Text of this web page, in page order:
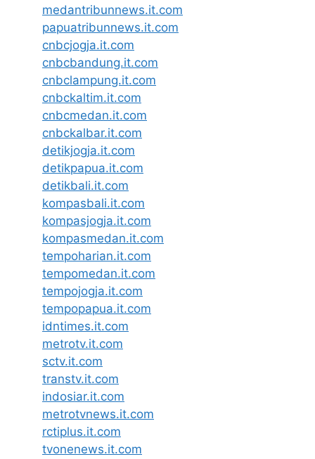
medantribunnews.it.com
papuatribunnews.it.com
cnbcjogja.it.com
cnbcbandung.it.com
cnbclampung.it.com
cnbckaltim.it.com
cnbcmedan.it.com
cnbckalbar.it.com
detikjogja.it.com
detikpapua.it.com
detikbali.it.com
kompasbali.it.com
kompasjogja.it.com
kompasmedan.it.com
tempoharian.it.com
tempomedan.it.com
tempojogja.it.com
tempopapua.it.com
idntimes.it.com
metrotv.it.com
sctv.it.com
transtv.it.com
indosiar.it.com
metrotvnews.it.com
rctiplus.it.com
tvonenews.it.com